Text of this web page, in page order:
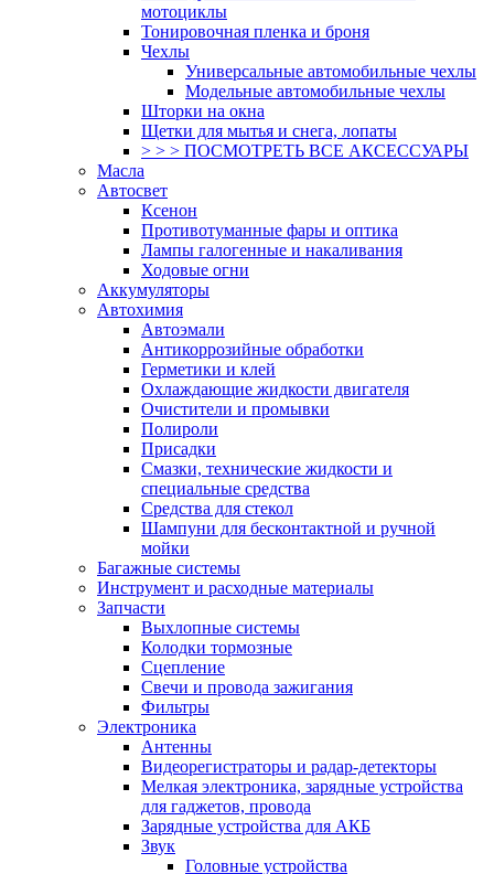
мотоциклы
Тонировочная пленка и броня
Чехлы
Универсальные автомобильные чехлы
Модельные автомобильные чехлы
Шторки на окна
Щетки для мытья и снега, лопаты
> > > ПОСМОТРЕТЬ ВСЕ АКСЕССУАРЫ
Масла
Автосвет
Ксенон
Противотуманные фары и оптика
Лампы галогенные и накаливания
Ходовые огни
Аккумуляторы
Автохимия
Автоэмали
Антикоррозийные обработки
Герметики и клей
Охлаждающие жидкости двигателя
Очистители и промывки
Полироли
Присадки
Смазки, технические жидкости и
специальные средства
Средства для стекол
Шампуни для бесконтактной и ручной
мойки
Багажные системы
Инструмент и расходные материалы
Запчасти
Выхлопные системы
Колодки тормозные
Сцепление
Свечи и провода зажигания
Фильтры
Электроника
Антенны
Видеорегистраторы и радар-детекторы
Мелкая электроника, зарядные устройства
для гаджетов, провода
Зарядные устройства для АКБ
Звук
Головные устройства